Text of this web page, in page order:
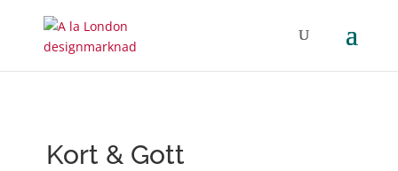
Kort & Gott